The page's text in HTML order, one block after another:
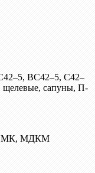
ВС42–5, С42–
щелевые, сапуны, П-
МДКМ